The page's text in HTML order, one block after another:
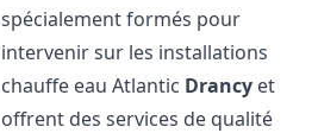
spécialement formés pour
intervenir sur les installations
chauffe eau Atlantic Drancy et
offrent des services de qualité